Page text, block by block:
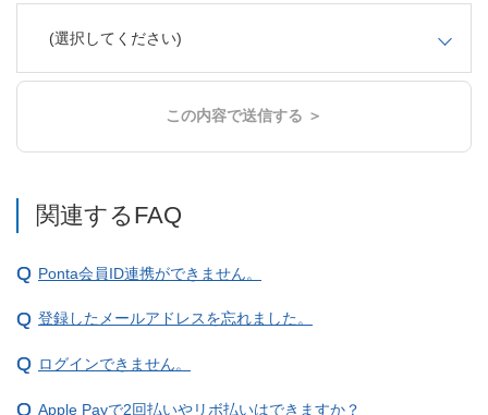
(選択してください)
この内容で送信する ＞
関連するFAQ
Ponta会員ID連携ができません。
登録したメールアドレスを忘れました。
ログインできません。
Apple Payで2回払いやリボ払いはできますか？